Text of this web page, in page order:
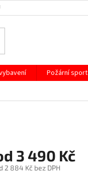
Požární sport
3 490 Kč
2 884 Kčbez DPH